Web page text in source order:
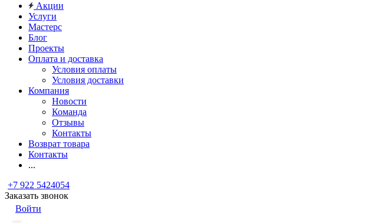
Акции
Услуги
Мастерс
Блог
Проекты
Оплата и доставка
Условия оплаты
Условия доставки
Компания
Новости
Команда
Отзывы
Контакты
Возврат товара
Контакты
...
+7 922 5424054
Заказать звонок
Войти